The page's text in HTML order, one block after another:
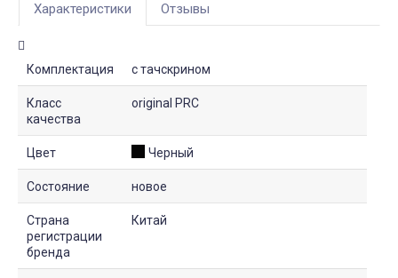
Характеристики Отзывы
Комплектация с тачскрином
Класс
качества
original PRC
Цвет Черный
Состояние новое
Страна
регистрации
бренда
Китай